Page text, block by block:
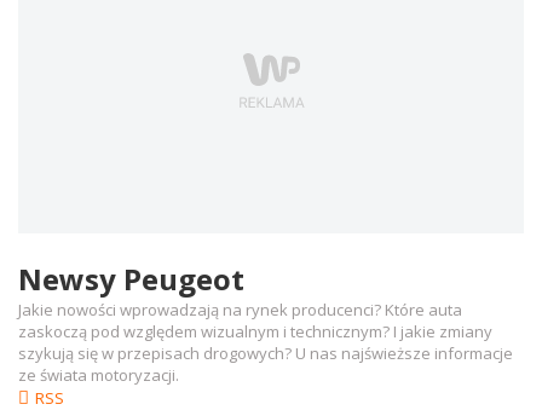
Newsy Peugeot
RSS
Jakie nowości wprowadzają na rynek producenci? Które auta
zaskoczą pod względem wizualnym i technicznym? I jakie zmiany
szykują się w przepisach drogowych? U nas najświeższe informacje
ze świata motoryzacji.